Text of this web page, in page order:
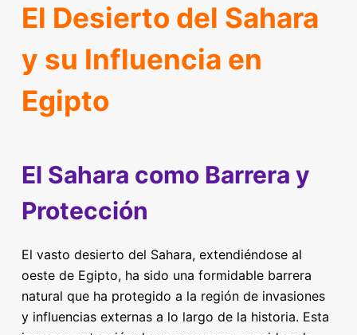
El Desierto del Sahara
y su Influencia en
Egipto
El Sahara como Barrera y
Protección
El vasto desierto del Sahara, extendiéndose al
oeste de Egipto, ha sido una formidable barrera
natural que ha protegido a la región de invasiones
y influencias externas a lo largo de la historia. Esta